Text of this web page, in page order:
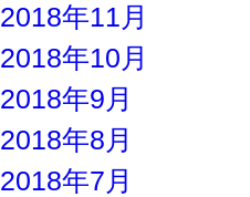
2018年11月
2018年10月
2018年9月
2018年8月
2018年7月